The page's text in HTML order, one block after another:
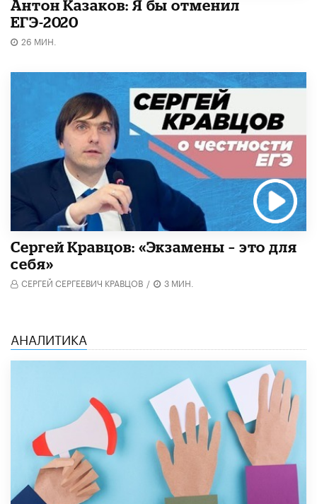
Антон Казаков: Я бы отменил
ЕГЭ-2020
26 МИН.
Сергей Кравцов: «Экзамены – это для
себя»
СЕРГЕЙ СЕРГЕЕВИЧ КРАВЦОВ / 3 МИН.
АНАЛИТИКА